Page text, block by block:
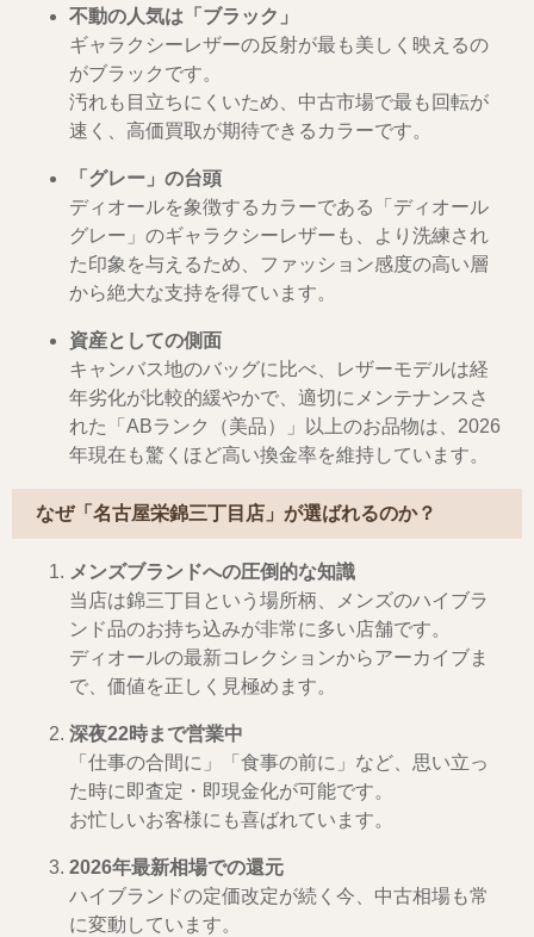
不動の人気は「ブラック」
ギャラクシーレザーの反射が最も美しく映えるの
がブラックです。
汚れも目立ちにくいため、中古市場で最も回転が
速く、高価買取が期待できるカラーです。
「グレー」の台頭
ディオールを象徴するカラーである「ディオール
グレー」のギャラクシーレザーも、より洗練され
た印象を与えるため、ファッション感度の高い層
から絶大な支持を得ています。
資産としての側面
キャンバス地のバッグに比べ、レザーモデルは経
年劣化が比較的緩やかで、適切にメンテナンスさ
れた「ABランク（美品）」以上のお品物は、2026
年現在も驚くほど高い換金率を維持しています。
なぜ「名古屋栄錦三丁目店」が選ばれるのか？
メンズブランドへの圧倒的な知識
当店は錦三丁目という場所柄、メンズのハイブラ
ンド品のお持ち込みが非常に多い店舗です。
ディオールの最新コレクションからアーカイブま
で、価値を正しく見極めます。
深夜22時まで営業中
「仕事の合間に」「食事の前に」など、思い立っ
た時に即査定・即現金化が可能です。
お忙しいお客様にも喜ばれています。
2026年最新相場での還元
ハイブランドの定価改定が続く今、中古相場も常
に変動しています。